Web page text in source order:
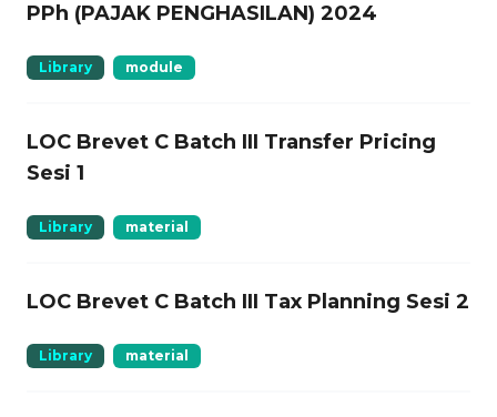
PPh (PAJAK PENGHASILAN) 2024
Library module
LOC Brevet C Batch III Transfer Pricing
Sesi 1
Library material
LOC Brevet C Batch III Tax Planning Sesi 2
Library material